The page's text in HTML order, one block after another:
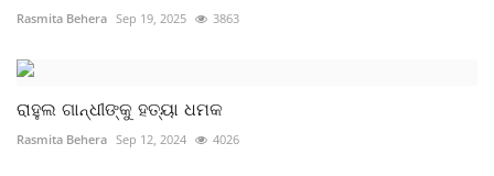
Rasmita Behera Sep 19, 2025 3863
ରାହୁଲ ଗାନ୍ଧୀଙ୍କୁ ହତ୍ୟା ଧମକ
Rasmita Behera Sep 12, 2024 4026